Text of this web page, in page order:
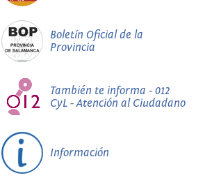
Boletín Oficial de la
Provincia
También te informa - 012
CyL - Atención al Ciudadano
Información